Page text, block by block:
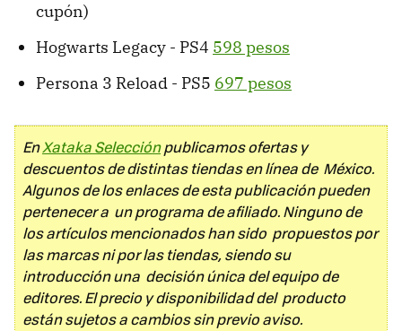
cupón)
Hogwarts Legacy - PS4 598 pesos
Persona 3 Reload - PS5 697 pesos
EnXataka Selecciónpublicamos ofertas y
descuentos de distintas tiendas en línea de México.
Algunos de los enlaces de esta publicación pueden
pertenecer a un programa de afiliado. Ninguno de
los artículos mencionados han sido propuestos por
las marcas ni por las tiendas, siendo su
introducción una decisión única del equipo de
editores. El precio y disponibilidad del producto
están sujetos a cambios sin previo aviso.